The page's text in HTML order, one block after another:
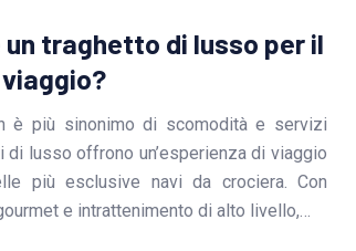
traghetto di lusso per il
è più sinonimo di scomodità e servizi
lusso offrono un’esperienza di viaggio
più esclusive navi da crociera. Con
e intrattenimento di alto livello,…